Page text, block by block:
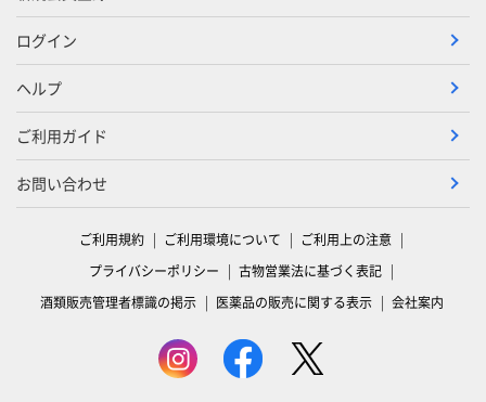
ログイン
ヘルプ
ご利用ガイド
お問い合わせ
ご利用規約 ご利用環境について
ご利用上の注意
プライバシーポリシー
古物営業法に基づく表記
酒類販売管理者標識の掲示
医薬品の販売に関する表示 会社案内